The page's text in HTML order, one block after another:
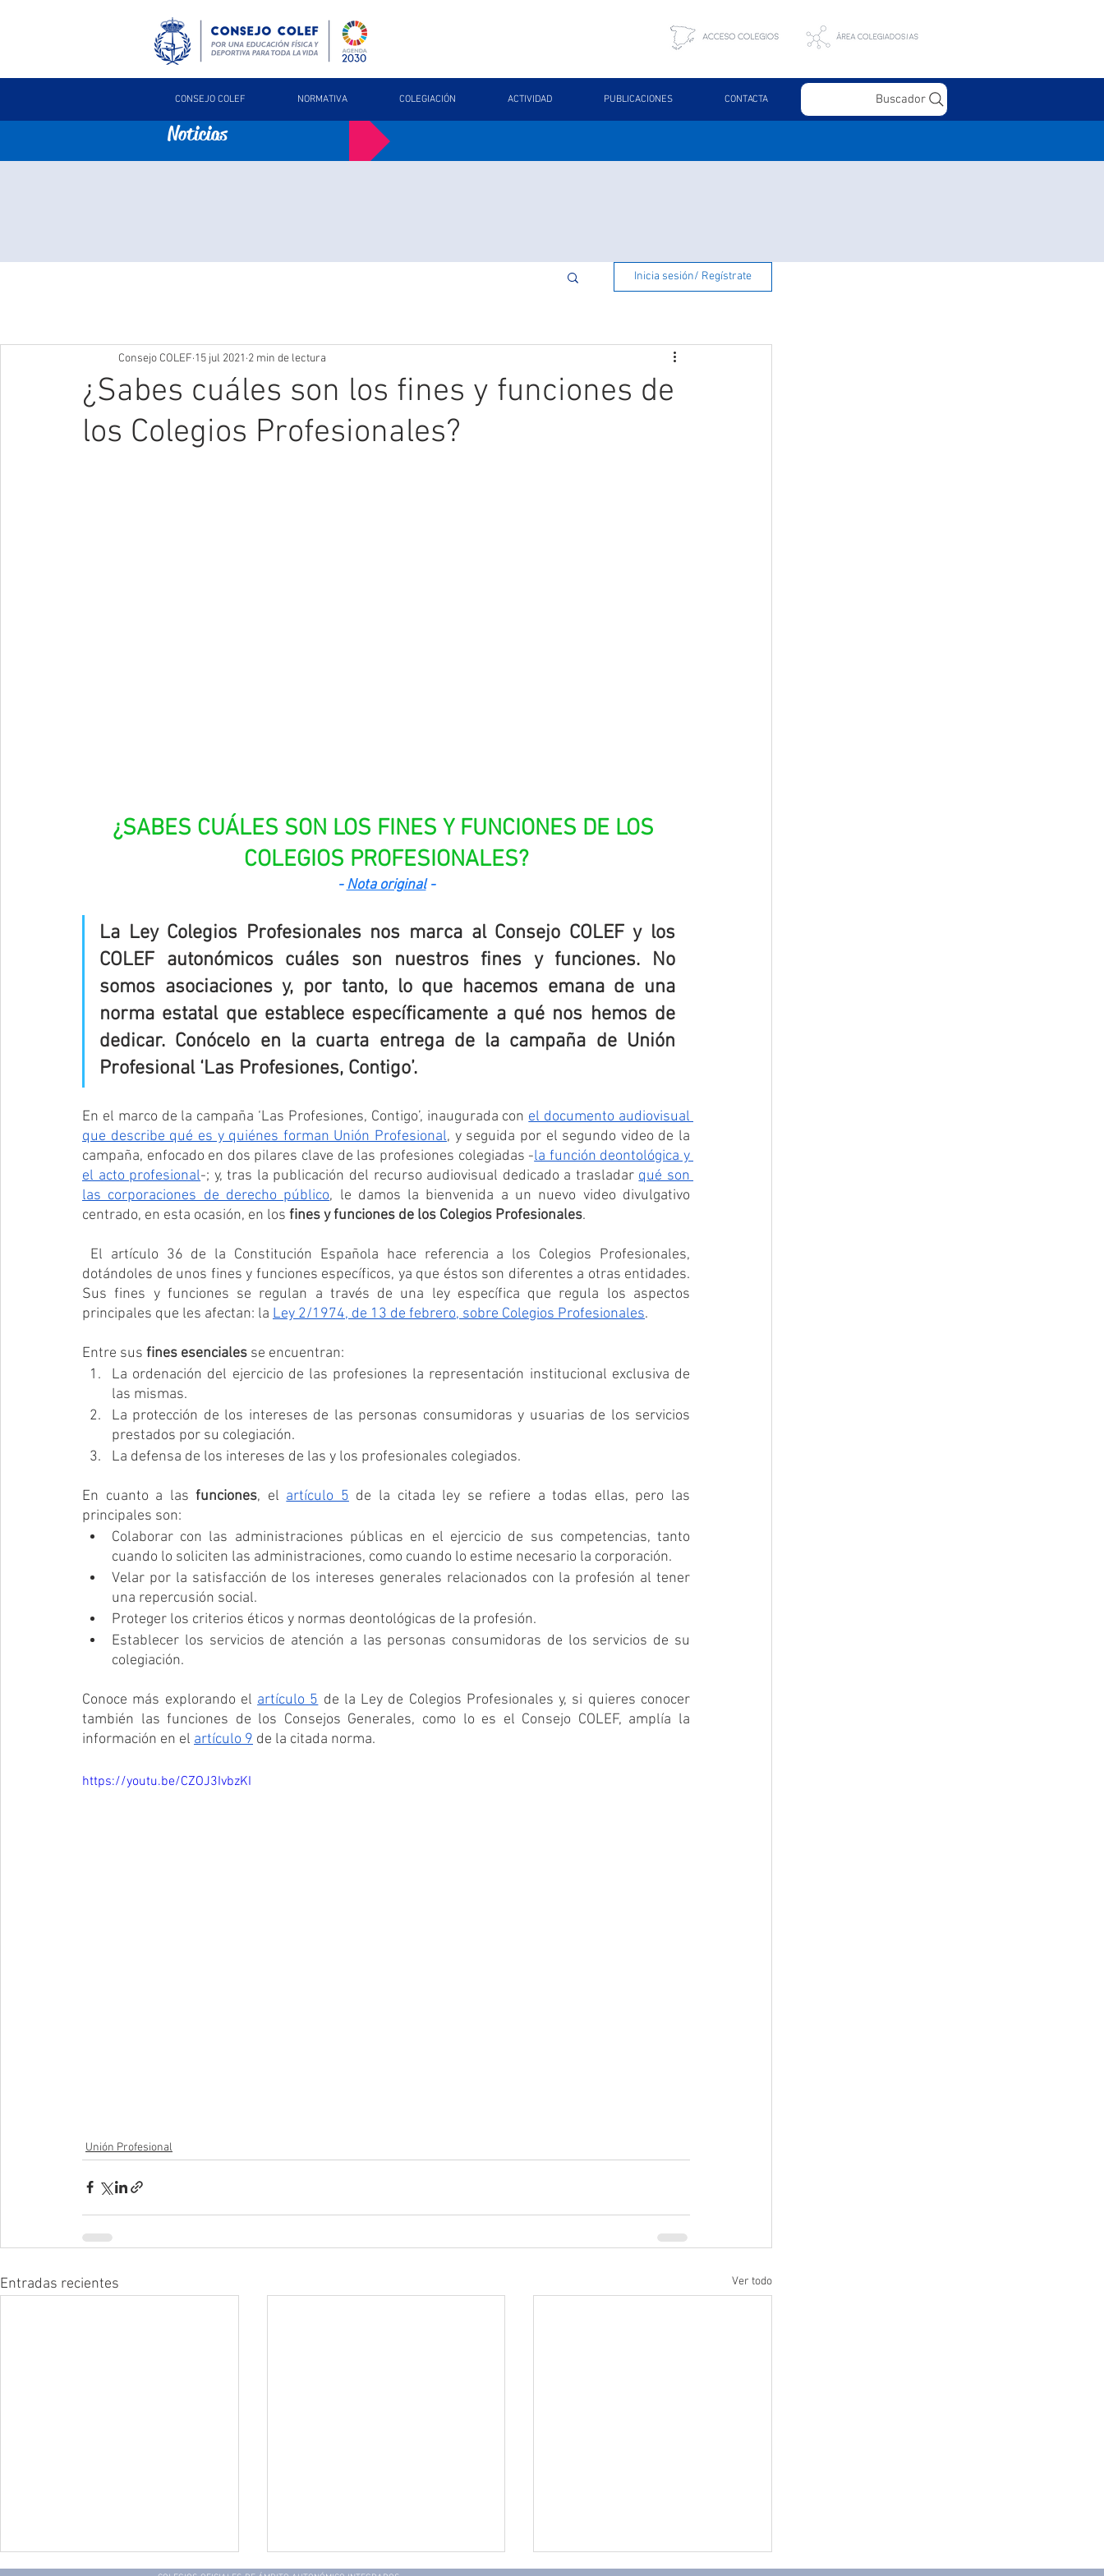
CONSEJO COLEF NORMATIVA COLEGIACIÓN ACTIVIDAD PUBLICACIONES CONTACTA Buscador
Noticias
Inicia sesión/ Regístrate
¿Sabes cuáles son los fines y funciones de
los Colegios Profesionales?
Consejo COLEF 15 jul 2021 2 min de lectura
¿SABES CUÁLES SON LOS FINES Y FUNCIONES DE LOS
COLEGIOS PROFESIONALES?
- Nota original -
La Ley Colegios Profesionales nos marca al Consejo COLEF y los
COLEF autonómicos cuáles son nuestros fines y funciones. No
somos asociaciones y, por tanto, lo que hacemos emana de una
norma estatal que establece específicamente a qué nos hemos de
dedicar. Conócelo en la cuarta entrega de la campaña de Unión
Profesional ‘Las Profesiones, Contigo’.
En el marco de la campaña ‘Las Profesiones, Contigo’, inaugurada con el documento audiovisual
que describe qué es y quiénes forman Unión Profesional, y seguida por el segundo video de la
campaña, enfocado en dos pilares clave de las profesiones colegiadas -la función deontológica y
el acto profesional-; y, tras la publicación del recurso audiovisual dedicado a trasladar qué son
las corporaciones de derecho público, le damos la bienvenida a un nuevo video divulgativo
centrado, en esta ocasión, en los fines y funciones de los Colegios Profesionales.
dotándoles de unos fines y funciones específicos, ya que éstos son diferentes a otras entidades.
Sus fines y funciones se regulan a través de una ley específica que regula los aspectos
principales que les afectan: la Ley 2/1974, de 13 de febrero, sobre Colegios Profesionales.
Entre sus fines esenciales se encuentran:
La ordenación del ejercicio de las profesiones la representación institucional exclusiva de
las mismas.
La protección de los intereses de las personas consumidoras y usuarias de los servicios
prestados por su colegiación.
La defensa de los intereses de las y los profesionales colegiados.
En cuanto a las funciones, el artículo 5 de la citada ley se refiere a todas ellas, pero las
principales son:
Colaborar con las administraciones públicas en el ejercicio de sus competencias, tanto
cuando lo soliciten las administraciones, como cuando lo estime necesario la corporación.
Velar por la satisfacción de los intereses generales relacionados con la profesión al tener
una repercusión social.
Proteger los criterios éticos y normas deontológicas de la profesión.
Establecer los servicios de atención a las personas consumidoras de los servicios de su
colegiación.
Conoce más explorando el artículo 5 de la Ley de Colegios Profesionales y, si quieres conocer
también las funciones de los Consejos Generales, como lo es el Consejo COLEF, amplía la
información en el artículo 9 de la citada norma.
https://youtu.be/CZOJ3IvbzKI
Unión Profesional
Entradas recientes Ver todo